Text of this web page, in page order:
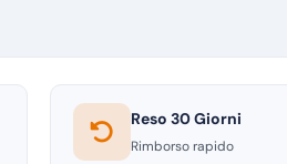
Reso 30 Giorni
Rimborso rapido